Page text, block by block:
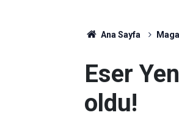
Ana Sayfa
Eser
oldu!